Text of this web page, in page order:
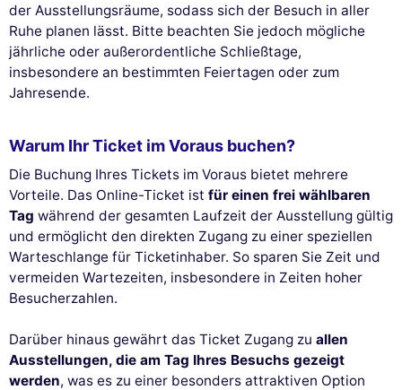
der Ausstellungsräume, sodass sich der Besuch in aller
Ruhe planen lässt. Bitte beachten Sie jedoch mögliche
jährliche oder außerordentliche Schließtage,
insbesondere an bestimmten Feiertagen oder zum
Jahresende.
Warum Ihr Ticket im Voraus buchen?
Die Buchung Ihres Tickets im Voraus bietet mehrere
Vorteile. Das Online-Ticket ist für einen frei wählbaren
Tag während der gesamten Laufzeit der Ausstellung gültig
und ermöglicht den direkten Zugang zu einer speziellen
Warteschlange für Ticketinhaber. So sparen Sie Zeit und
vermeiden Wartezeiten, insbesondere in Zeiten hoher
Besucherzahlen.
Darüber hinaus gewährt das Ticket Zugang zu allen
Ausstellungen, die am Tag Ihres Besuchs gezeigt
werden, was es zu einer besonders attraktiven Option